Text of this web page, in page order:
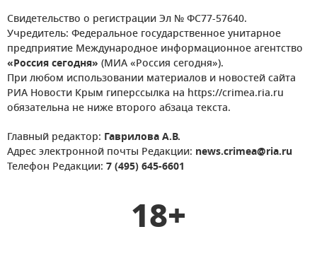
Свидетельство о регистрации Эл № ФС77-57640.
Учредитель: Федеральное государственное унитарное
предприятие Международное информационное агентство
«Россия сегодня» (МИА «Россия сегодня»).
При любом использовании материалов и новостей сайта
РИА Новости Крым гиперссылка на https://crimea.ria.ru
обязательна не ниже второго абзаца текста.
Главный редактор: Гаврилова А.В.
Адрес электронной почты Редакции: news.crimea@ria.ru
Телефон Редакции: 7 (495) 645-6601
18+